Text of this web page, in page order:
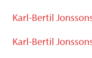
Karl-Bertil
Karl-Bertil